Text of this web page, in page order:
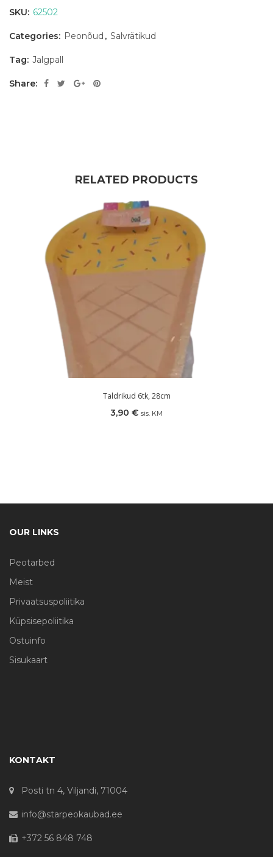
SKU: 62502
Categories: Peonõud , Salvrätikud
Tag: Jalgpall
Share:
RELATED PRODUCTS
Taldrikud 6tk, 28cm
3,90 € sis. KM
OUR LINKS
Peotarbed
Meist
Privaatsuspoliitika
Küpsisepoliitika
Ostuinfo
Sisukaart
KONTAKT
Posti tn 4, Viljandi, 71004
info@starpeokaubad.ee
+372 56 848 748